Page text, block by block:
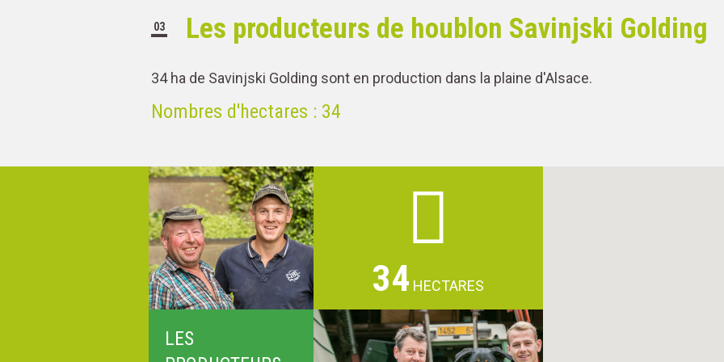
03 Les producteurs de houblon Savinjski Golding
34 ha de Savinjski Golding sont en production dans la plaine d'Alsace.
Nombres d'hectares : 34
34 HECTARES
LES